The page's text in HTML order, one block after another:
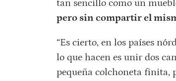
tan sencillo como un
pero sin compartir el
“Es cierto, en los países
lo que hacen es unir dos
pequeña colchoneta finita,